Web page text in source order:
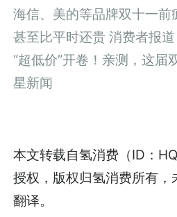
海信、美的等品牌双十一
甚至比平时还贵 消费者报道
“超低价”开卷！亲测，这届
星新闻
本文转载自氢消费（ID：
授权，版权归氢消费所有
翻译。